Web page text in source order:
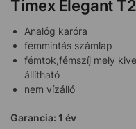
Timex Elegant
Analóg karóra
fémmintás számlap
fémtok,fémszíj mely
állítható
nem vízálló
Garancia: 1 év